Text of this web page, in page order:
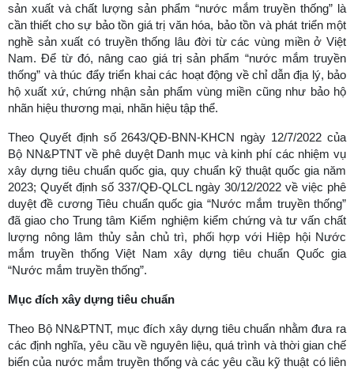
sản xuất và chất lượng sản phẩm “nước mắm truyền thống” là
cần thiết cho sự bảo tồn giá trị văn hóa, bảo tồn và phát triển một
nghề sản xuất có truyền thống lâu đời từ các vùng miền ở Việt
Nam. Để từ đó, nâng cao giá trị sản phẩm “nước mắm truyền
thống” và thúc đẩy triển khai các hoạt động về chỉ dẫn địa lý, bảo
hộ xuất xứ, chứng nhận sản phẩm vùng miền cũng như bảo hộ
nhãn hiệu thương mại, nhãn hiệu tập thể.
Theo Quyết định số 2643/QĐ-BNN-KHCN ngày 12/7/2022 của
Bộ NN&PTNT về phê duyệt Danh mục và kinh phí các nhiệm vụ
xây dựng tiêu chuẩn quốc gia, quy chuẩn kỹ thuật quốc gia năm
2023; Quyết định số 337/QĐ-QLCL ngày 30/12/2022 về việc phê
duyệt đề cương Tiêu chuẩn quốc gia “Nước mắm truyền thống”
đã giao cho Trung tâm Kiểm nghiệm kiểm chứng và tư vấn chất
lượng nông lâm thủy sản chủ trì, phối hợp với Hiệp hội Nước
mắm truyền thống Việt Nam xây dựng tiêu chuẩn Quốc gia
“Nước mắm truyền thống”.
Mục đích xây dựng tiêu chuẩn
Theo Bộ NN&PTNT, mục đích xây dựng tiêu chuẩn nhằm đưa ra
các định nghĩa, yêu cầu về nguyên liệu, quá trình và thời gian chế
biến của nước mắm truyền thống và các yêu cầu kỹ thuật có liên